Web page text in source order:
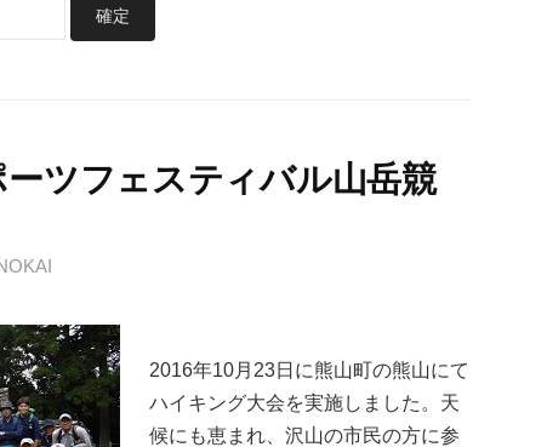
ツフェスティバル山岳競
2016年10月23日に熊山町の熊山にて
ハイキング大会を実施しました。天
候にも恵まれ、沢山の市民の方に参